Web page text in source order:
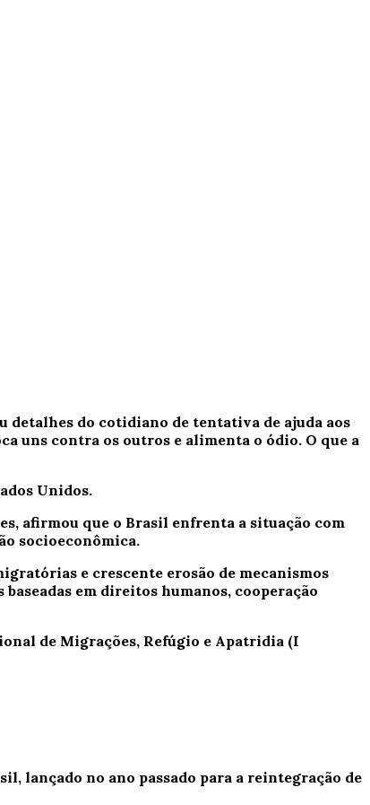
detalhes do cotidiano de tentativa de ajuda aos
uns contra os outros e alimenta o ódio. O que a
Unidos.
afirmou que o Brasil enfrenta a situação com
socioeconômica.
e crescente erosão de mecanismos
em direitos humanos, cooperação
de Migrações, Refúgio e Apatridia (I
lançado no ano passado para a reintegração de